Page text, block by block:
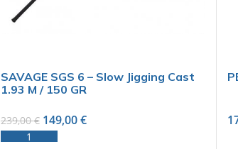
SAVAGE SGS 6 – Slow Jigging Cast
1.93 M / 150 GR
239,00€ 149,00€